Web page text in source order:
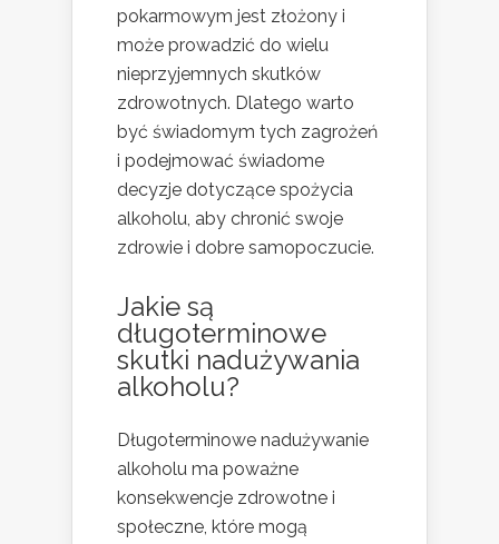
pokarmowym jest złożony i
może prowadzić do wielu
nieprzyjemnych skutków
zdrowotnych. Dlatego warto
być świadomym tych zagrożeń
i podejmować świadome
decyzje dotyczące spożycia
alkoholu, aby chronić swoje
zdrowie i dobre samopoczucie.
Jakie są
długoterminowe
skutki nadużywania
alkoholu?
Długoterminowe nadużywanie
alkoholu ma poważne
konsekwencje zdrowotne i
społeczne, które mogą